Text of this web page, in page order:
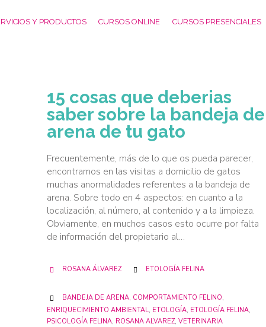
Y PRODUCTOS CURSOS ONLINE CURSOS PRESENCIALES
15 cosas que deberias
saber sobre la bandeja de
arena de tu gato
Frecuentemente, más de lo que os pueda parecer,
encontramos en las visitas a domicilio de gatos
muchas anormalidades referentes a la bandeja de
arena. Sobre todo en 4 aspectos: en cuanto a la
localización, al número, al contenido y a la limpieza.
Obviamente, en muchos casos esto ocurre por falta
de información del propietario al…
 ROSANA ÁLVAREZ  CATEGORY
ETOLOGÍA FELINA
 CATEGORY
BANDEJA DE ARENA, COMPORTAMIENTO FELINO,
ENRIQUECIMIENTO AMBIENTAL, ETOLOGÍA, ETOLOGÍA FELINA,
PSICOLOGÍA FELINA, ROSANA ALVAREZ, VETERINARIA